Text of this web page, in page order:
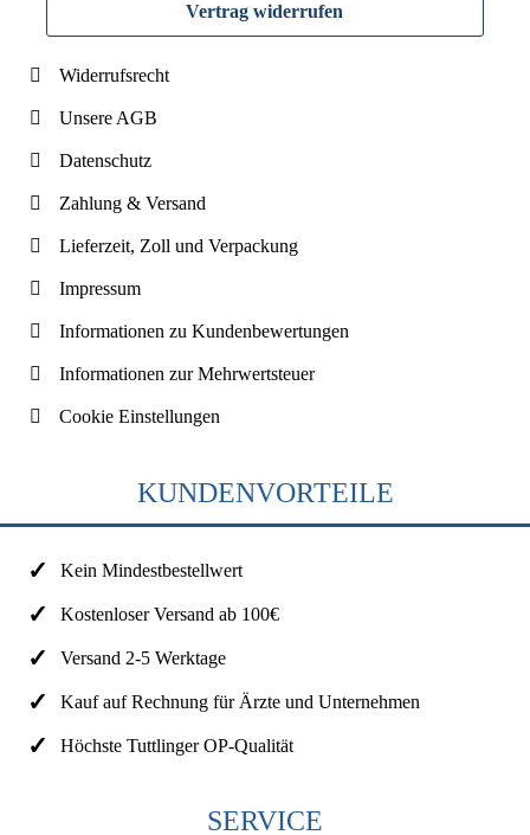
Vertrag widerrufen
Widerrufsrecht
Unsere AGB
Datenschutz
Zahlung & Versand
Lieferzeit, Zoll und Verpackung
Impressum
Informationen zu Kundenbewertungen
Informationen zur Mehrwertsteuer
Cookie Einstellungen
KUNDENVORTEILE
Kein Mindestbestellwert
Kostenloser Versand ab 100€
Versand 2-5 Werktage
Kauf auf Rechnung für Ärzte und Unternehmen
Höchste Tuttlinger OP-Qualität
SERVICE